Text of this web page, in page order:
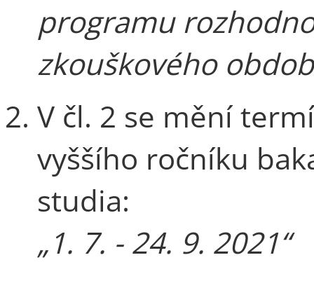
programu
zkouškového
V čl. 2 se mění
vyššího ročníku
studia:
„1. 7. - 24. 9. 2021“